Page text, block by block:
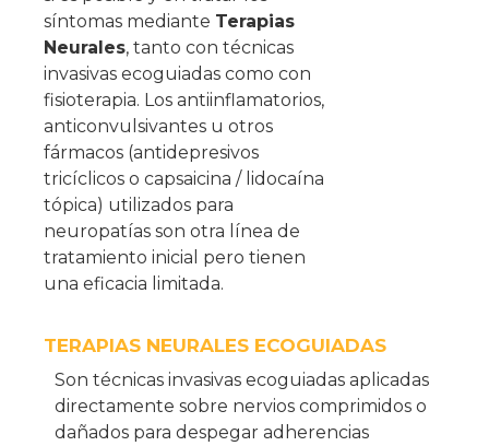
síntomas mediante Terapias
Neurales, tanto con técnicas
invasivas ecoguiadas como con
fisioterapia. Los antiinflamatorios,
anticonvulsivantes u otros
fármacos (antidepresivos
tricíclicos o capsaicina / lidocaína
tópica) utilizados para
neuropatías son otra línea de
tratamiento inicial pero tienen
una eficacia limitada.
TERAPIAS NEURALES ECOGUIADAS
Son técnicas invasivas ecoguiadas aplicadas
directamente sobre nervios comprimidos o
dañados para despegar adherencias